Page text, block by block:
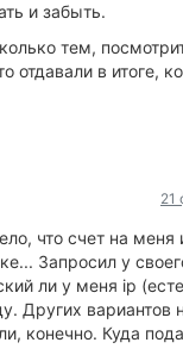
и забыть.
тем,
отдавали в итоге,
21
что счет на меня
Запросил у
ли у меня ip
Других вариантов
конечно. Куда